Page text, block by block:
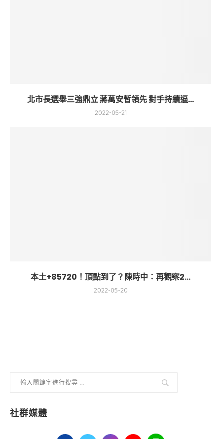
北市長選舉三強鼎立 蔣萬安暫領先 對手持續逼...
2022-05-21
本土+85720！頂點到了？陳時中：再觀察2...
2022-05-20
社群媒體